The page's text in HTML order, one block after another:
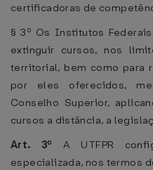
certificadoras de
§ 3º Os Institutos
extinguir cursos, nos
territorial, bem como para
por eles oferecidos,
Conselho Superior,
cursos a distância, a
Art. 3º A UTFPR
especializada, nos termos